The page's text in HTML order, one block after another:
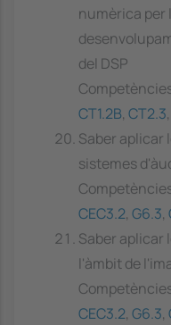
numèrica per
del DSP
CT1.2B, CT2.3,
Saber aplicar
sistemes
CEC3.2, G6.3,
Saber aplicar
l'àmbit de
CEC3.2, G6.3,